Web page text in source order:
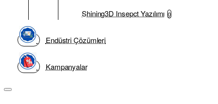
Shining3D Insepct Yazılımı 0
Endüstri Çözümleri
Kampanyalar